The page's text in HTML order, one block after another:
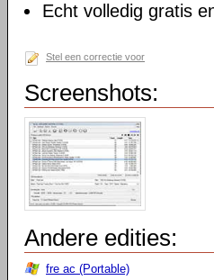
Echt volledig gratis
Stel een correctie voor
Screenshots:
Andere edities:
fre ac (Portable)